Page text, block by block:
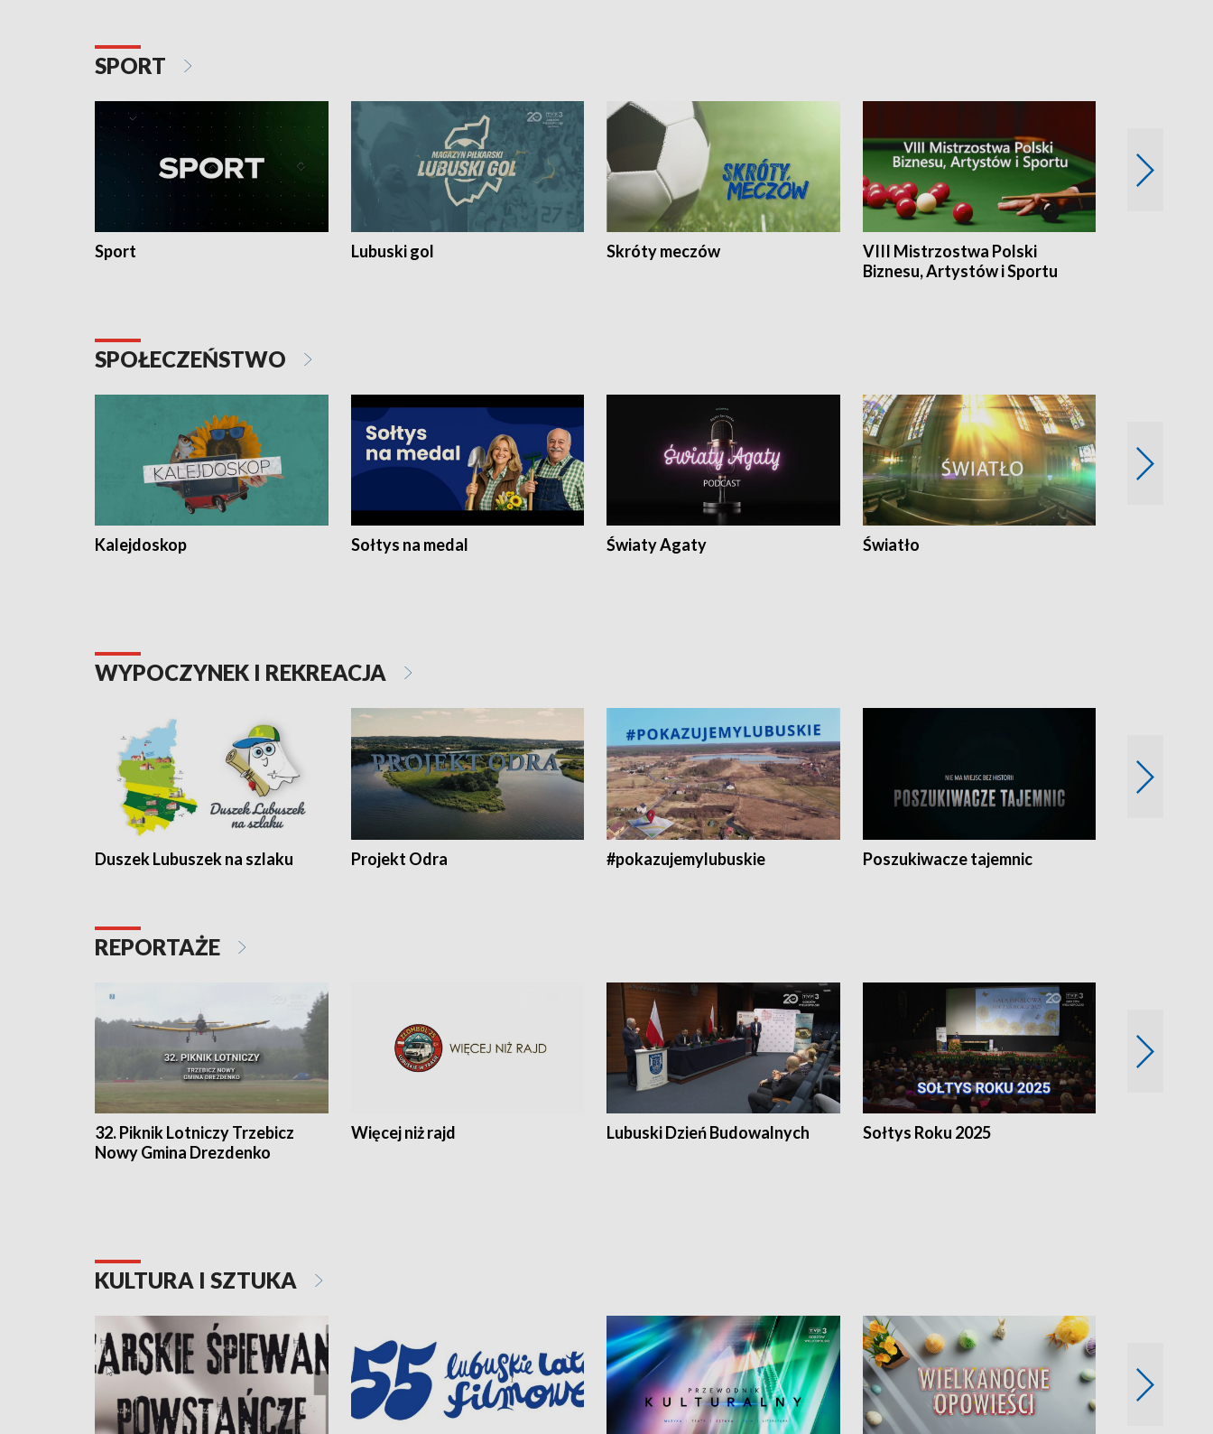
SPORT
Sport Lubuski gol Skróty meczów
VIII Mistrzostwa Polski
Biznesu, Artystów i Sportu
SPOŁECZEŃSTWO
Kalejdoskop Sołtys na medal Światy Agaty Światło
WYPOCZYNEK I REKREACJA
Duszek Lubuszek na szlaku Projekt Odra #pokazujemylubuskie Poszukiwacze tajemnic
REPORTAŻE
32. Piknik Lotniczy Trzebicz
Nowy Gmina Drezdenko
Więcej niż rajd Lubuski Dzień Budowalnych Sołtys Roku 2025
KULTURA I SZTUKA